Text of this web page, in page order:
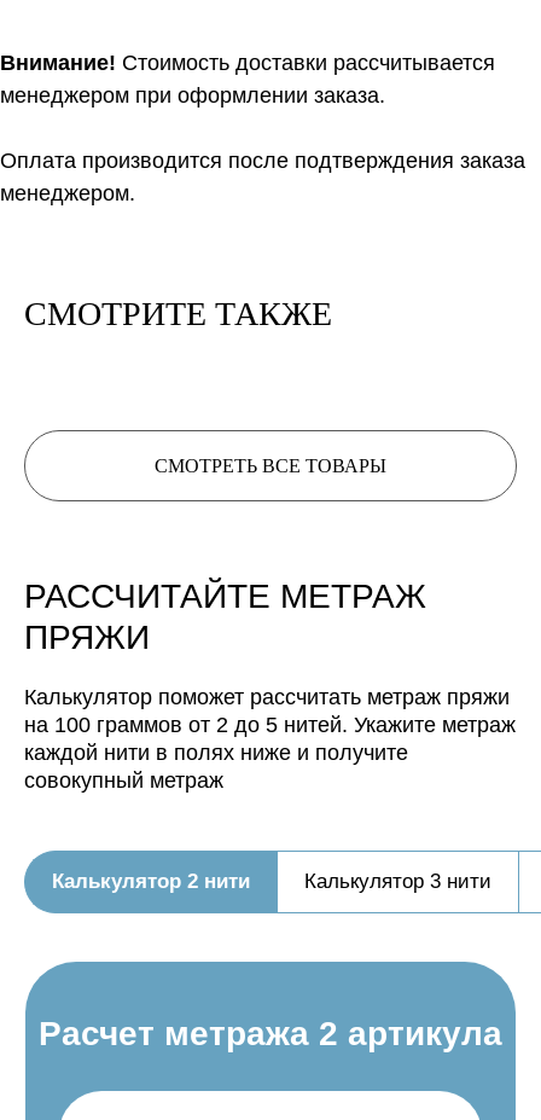
Внимание! Стоимость доставки рассчитывается
менеджером при оформлении заказа.
Оплата производится после подтверждения заказа
менеджером.
СМОТРИТЕ ТАКЖЕ
СМОТРЕТЬ ВСЕ ТОВАРЫ
РАССЧИТАЙТЕ МЕТРАЖ
ПРЯЖИ
Калькулятор поможет рассчитать метраж пряжи
на 100 граммов от 2 до 5 нитей. Укажите метраж
каждой нити в полях ниже и получите
совокупный метраж
Калькулятор 2 нити Калькулятор 3 нити
Нить, собранная из 2 нитей
Расчет метража 3 артикула
Нить, собранная из 3 нитей
будет иметь метраж:
Расчет метража 4 артикула
будет иметь метраж:
Расчет метража 5
артикулов
Нить, собранная из 5 нитей